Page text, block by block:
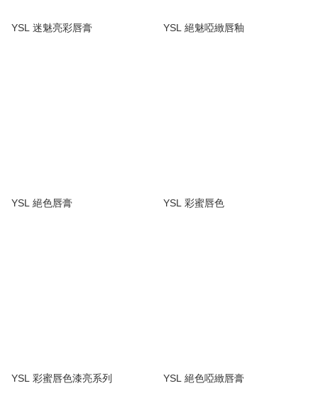
YSL 迷魅亮彩唇膏 YSL 絕魅啞緻唇釉
YSL 絕色唇膏 YSL 彩蜜唇色
YSL 彩蜜唇色漆亮系列 YSL 絕色啞緻唇膏